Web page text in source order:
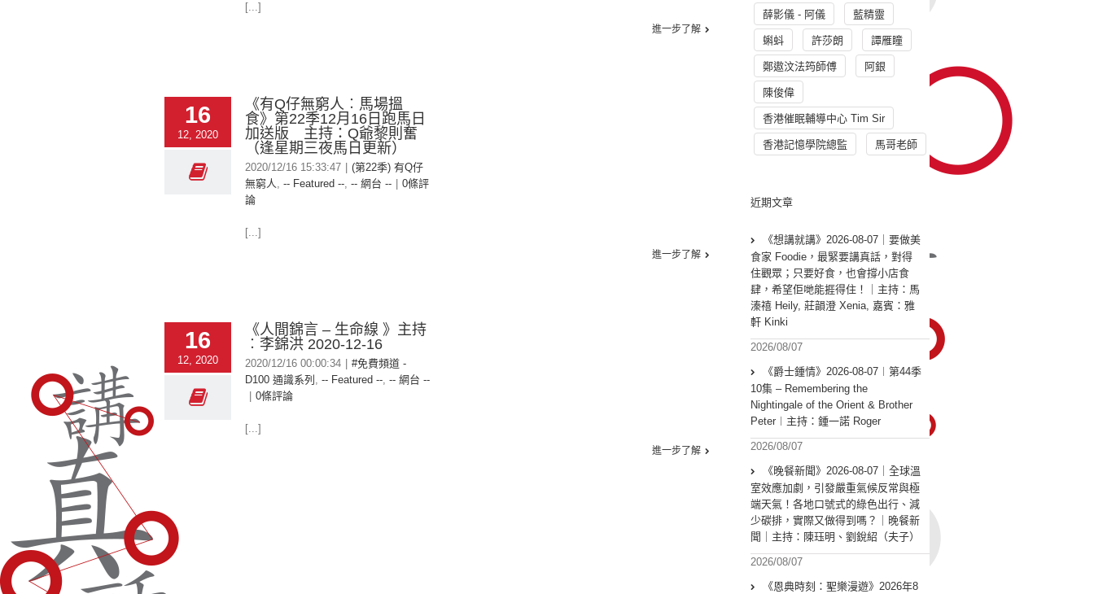
[...]
進一步了解
16
12, 2020
《有Q仔無窮人︰馬場搵
食》第22季12月16日跑馬日
加送版 主持：Q爺黎則奮
（逢星期三夜馬日更新）
2020/12/16 15:33:47
(第22季) 有Q仔
無窮人, -- Featured --, -- 網台 --
0條評
論
[...]
進一步了解
16
12, 2020
《人間錦言 – 生命線 》主持
︰李錦洪 2020-12-16
2020/12/16 00:00:34
#免費頻道 -
D100 通識系列 , -- Featured --, -- 網台 --
0條評論
[...]
進一步了解
薛影儀 - 阿儀 藍精靈
蝌蚪 許莎朗 譚雁瞳
鄭遨汶法筠師傅 阿銀
陳俊偉
香港催眠輔導中心 Tim Sir
香港記憶學院總監 馬哥老師
近期文章
《想講就講》2026-08-07｜要做美
食家 Foodie，最緊要講真話，對得
住觀眾；只要好食，也會撐小店食
肆，希望佢哋能捱得住！｜主持：馬
溱禧 Heily, 莊韻澄 Xenia, 嘉賓：雅
軒 Kinki
2026/08/07
《爵士鍾情》2026-08-07︱第44季
10集 – Remembering the
Nightingale of the Orient & Brother
Peter︱主持：鍾一諾 Roger
2026/08/07
《晚餐新聞》2026-08-07｜全球溫
室效應加劇，引發嚴重氣候反常與極
端天氣！各地口號式的綠色出行、減
少碳排，實際又做得到嗎？｜晚餐新
聞｜主持：陳珏明、劉銳紹（夫子）
2026/08/07
《恩典時刻：聖樂漫遊》2026年8